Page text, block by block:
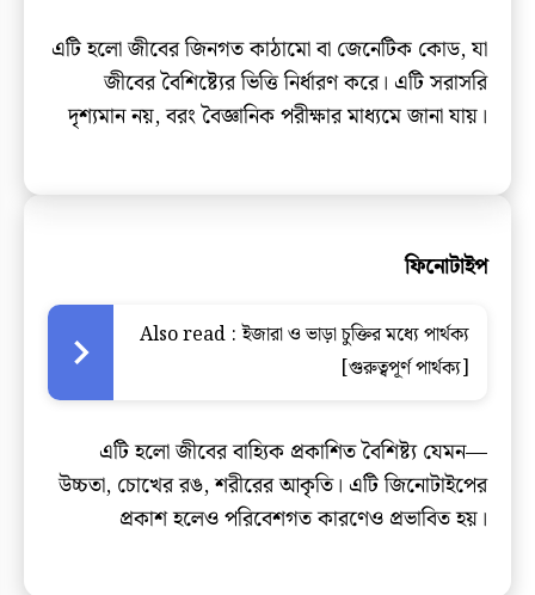
এটি হলো জীবের জিনগত কাঠামো বা জেনেটিক কোড, যা
জীবের বৈশিষ্ট্যের ভিত্তি নির্ধারণ করে। এটি সরাসরি
দৃশ্যমান নয়, বরং বৈজ্ঞানিক পরীক্ষার মাধ্যমে জানা যায়।
ফিনোটাইপ
Also read : ইজারা ও ভাড়া চুক্তির মধ্যে পার্থক্য
[গুরুত্বপূর্ণ পার্থক্য]
এটি হলো জীবের বাহ্যিক প্রকাশিত বৈশিষ্ট্য যেমন—
উচ্চতা, চোখের রঙ, শরীরের আকৃতি। এটি জিনোটাইপের
প্রকাশ হলেও পরিবেশগত কারণেও প্রভাবিত হয়।